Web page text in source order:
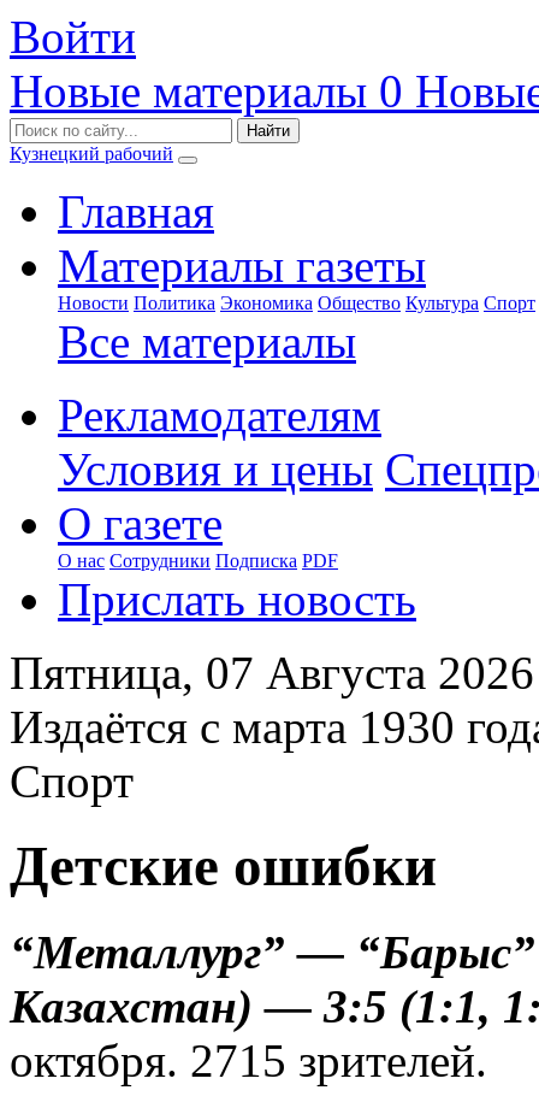
Войти
Новые материалы 0
Кузнецкий рабочий
Главная
Материалы газеты
Новости Политика Экономика Общество Культура Спорт
Все материалы
Рекламодателям
Условия и цены
О газете
О нас Сотрудники Подписка PDF
Прислать новость
Пятница, 07 Августа 2026
Издаётся с марта 1930
Спорт
Детские ошибки
“Металлург” —
Казахстан) — 3:5 (1:1,
октября. 2715 зрителей.